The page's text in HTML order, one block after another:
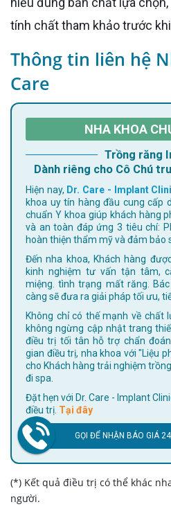
tính chất tham khảo trước
Thông tin liên hệ
Care
NHA KHOA
Trồng răng
Dành riêng cho Cô Chú
Hiện nay, Dr. Care - Implant
khoa uy tín hàng đầu cung cấp
chuẩn Y khoa giúp khách hàng
và an toàn đáp ứng 3 tiêu chí:
hoàn thiện thẩm mỹ và đảm bảo
Đến nha khoa, Khách hàng
kinh nghiệm tư vấn tận tâm,
miệng. tình trạng mất răng.
càng sẽ đưa ra giải pháp tối ưu,
Không chỉ có thế mạnh về chất lượng điều trị, Dr. Care còn
không ngừng cập nhật trang
điều trị tối tân hỗ trợ chẩn
gian điều trị, nha khoa với "Liệu
cho Khách hàng trải nghiệm
đi spa.
Đặt hẹn với Dr. Care - Implant Clinic để thăm khám, tư vấn và
điều trị. Tại đây
GỌI ĐỂ NHẬN BÁO GIÁ
(*) Kết quả điều trị có thể khác
người.